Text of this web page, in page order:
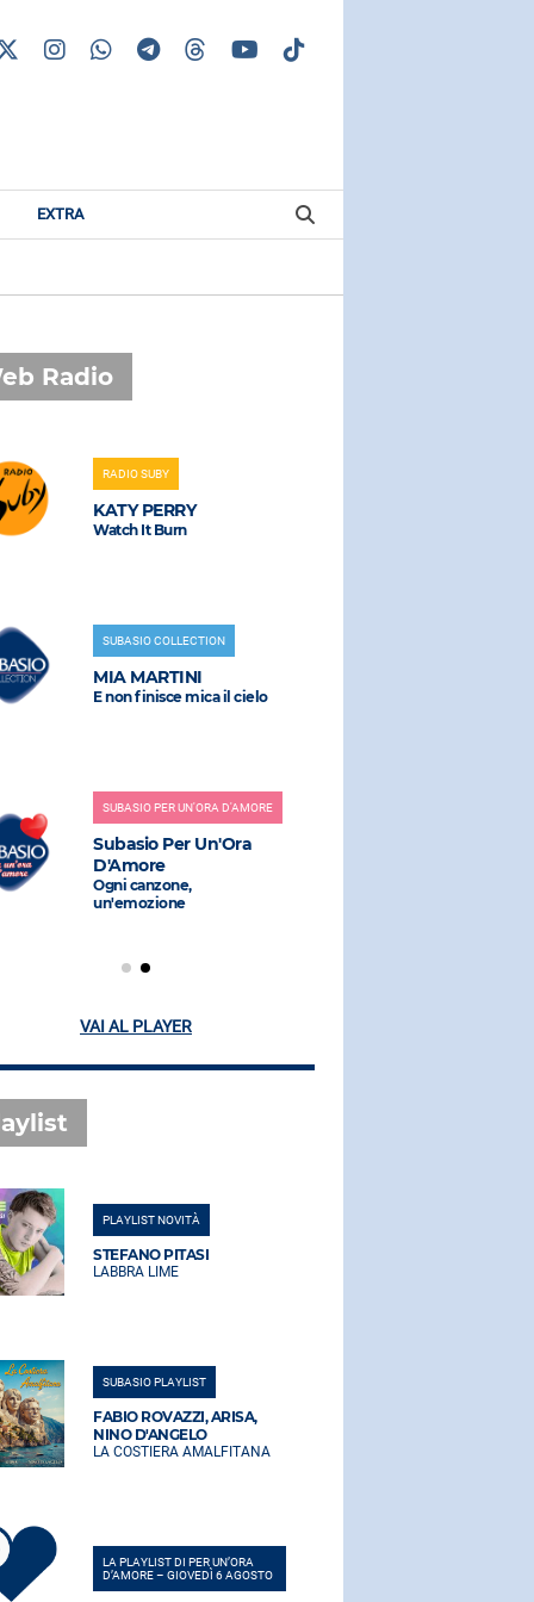
EXTRA
Radio
RADIO SUBY
KATY PERRY
Watch It Burn
SUBASIO COLLECTION
MIA MARTINI
E non finisce mica il cielo
SUBASIO PER UN'ORA D'AMORE
Subasio Per Un'Ora
D'Amore
Ogni canzone,
un'emozione
VAI AL PLAYER
PLAYLIST NOVITÀ
STEFANO PITASI
LABBRA LIME
SUBASIO PLAYLIST
FABIO ROVAZZI, ARISA,
NINO D'ANGELO
LA COSTIERA AMALFITANA
LA PLAYLIST DI PER UN’ORA
D’AMORE – GIOVEDÌ 6 AGOSTO